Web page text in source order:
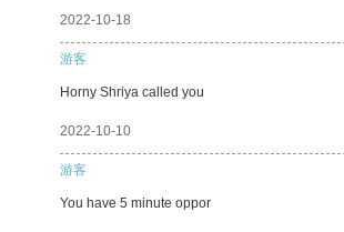
2022-10-18
游客
Horny Shriya called you
2022-10-10
游客
You have 5 minute oppor